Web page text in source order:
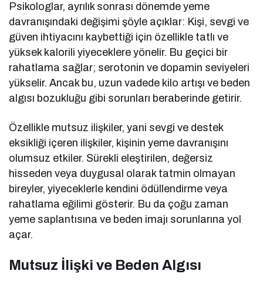
Psikologlar, ayrılık sonrası dönemde yeme
davranışındaki değişimi şöyle açıklar: Kişi, sevgi ve
güven ihtiyacını kaybettiği için özellikle tatlı ve
yüksek kalorili yiyeceklere yönelir. Bu geçici bir
rahatlama sağlar; serotonin ve dopamin seviyeleri
yükselir. Ancak bu, uzun vadede kilo artışı ve beden
algısı bozukluğu gibi sorunları beraberinde getirir.
Özellikle mutsuz ilişkiler, yani sevgi ve destek
eksikliği içeren ilişkiler, kişinin yeme davranışını
olumsuz etkiler. Sürekli eleştirilen, değersiz
hisseden veya duygusal olarak tatmin olmayan
bireyler, yiyeceklerle kendini ödüllendirme veya
rahatlama eğilimi gösterir. Bu da çoğu zaman
yeme saplantısına ve beden imajı sorunlarına yol
açar.
Mutsuz İlişki ve Beden Algısı